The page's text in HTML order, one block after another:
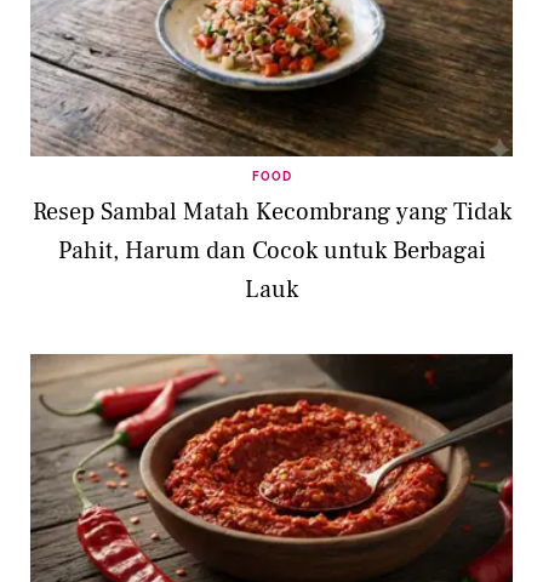
FOOD
Resep Sambal Matah Kecombrang yang Tidak
Pahit, Harum dan Cocok untuk Berbagai
Lauk